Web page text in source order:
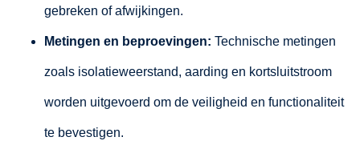
gebreken of afwijkingen.
Metingen en beproevingen: Technische metingen
zoals isolatieweerstand, aarding en kortsluitstroom
worden uitgevoerd om de veiligheid en functionaliteit
te bevestigen.